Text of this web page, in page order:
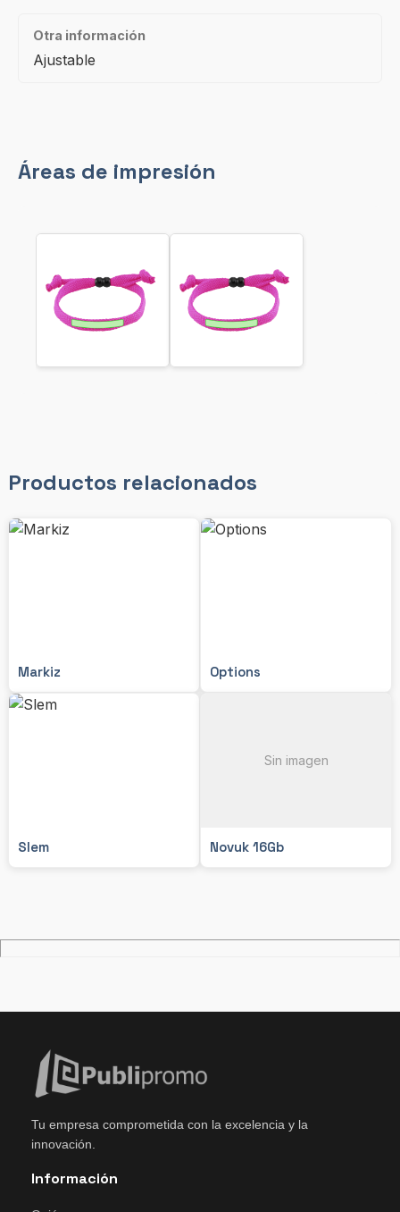
Otra información
Ajustable
Áreas de impresión
Productos relacionados
Markiz Options
Slem
Sin imagen
Novuk 16Gb
Tu empresa comprometida con la excelencia y la
innovación.
Información